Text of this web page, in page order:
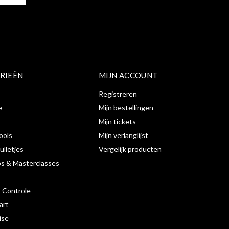
& Masterclasses
Controle
MIJN ACCOUNT
Registreren
Mijn bestellingen
Mijn tickets
Mijn verlanglijst
Vergelijk producten